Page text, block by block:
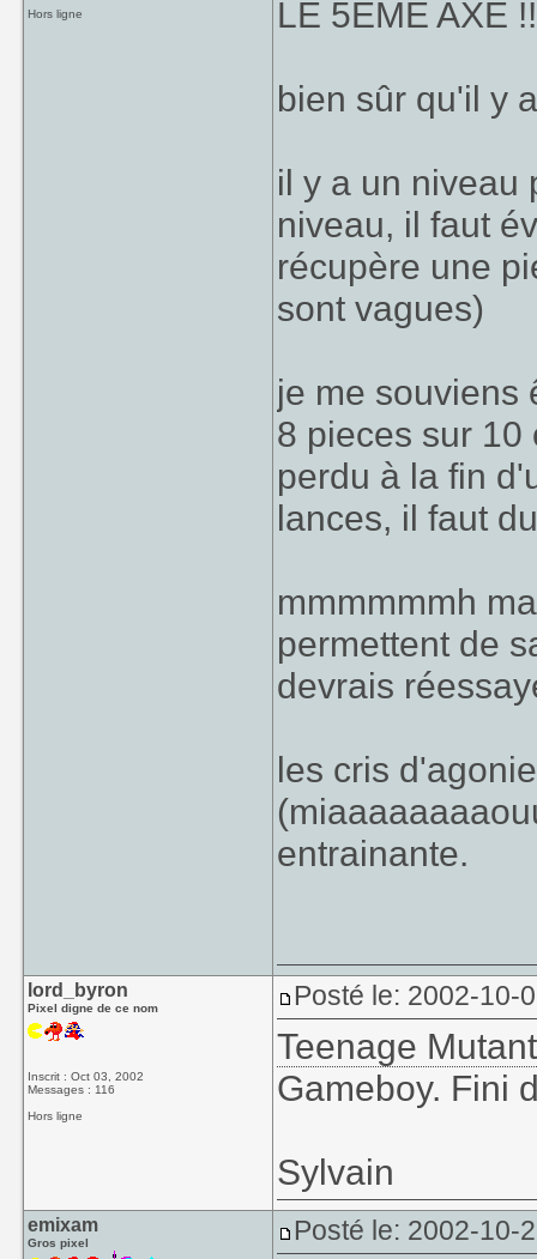
Hors ligne LE 5EME AXE
bien sûr qu'il y
il y a un niveau
niveau, il faut
récupère une
sont vagues)
je me souviens
8 pieces sur 10
perdu à la fin
lances, il faut
mmmmmmh
permettent de
devrais
les cris
entrainante.
lord_byron
Pixel digne de ce nom
Inscrit : Oct 03, 2002
Messages : 116
Hors ligne
Posté le: 2002-10-
Teenage
Gameboy. Fini
Sylvain
emixam
Gros pixel Posté le: 2002-10-